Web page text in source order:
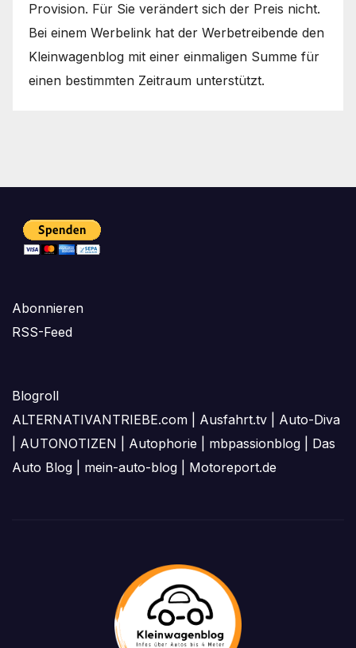
Provision. Für Sie verändert sich der Preis nicht.
Bei einem Werbelink hat der Werbetreibende den
Kleinwagenblog mit einer einmaligen Summe für
einen bestimmten Zeitraum unterstützt.
Abonnieren
RSS-Feed
Blogroll
ALTERNATIVANTRIEBE.com
Ausfahrt.tv
Auto-Diva
AUTONOTIZEN Autophorie mbpassionblog
Das
Auto Blog
mein-auto-blog Motoreport.de